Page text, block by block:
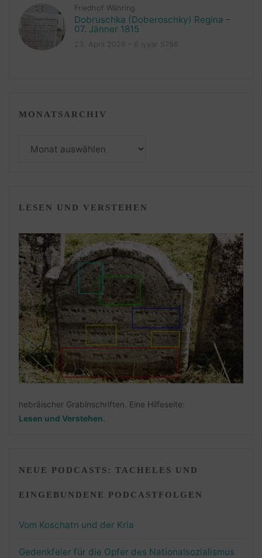
Friedhof Währing
Dobruschka (Doberoschky) Regina –
07. Jänner 1815
MONATSARCHIV
LESEN UND VERSTEHEN
hebräischer Grabinschriften. Eine Hilfeseite:
Lesen und Verstehen
NEUE PODCASTS: TACHELES UND
EINGEBUNDENE PODCASTFOLGEN
Vom Koschatn und der Kria
Gedenkfeier für die Opfer des Nationalsozialismus